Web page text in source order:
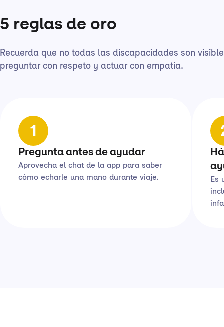
5 reglas de oro
Recuerda que no todas las discapacidades son
preguntar con respeto y actuar con empatía.
Pregunta antes de ayudar
Aprovecha el chat de la app para saber
cómo echarle una mano durante viaje.
Es